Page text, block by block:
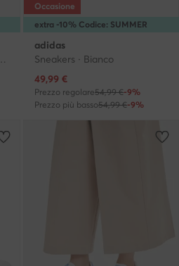
· Scarpe indoor
extra -10% Codice: SUMMER
Occasione
adidas
Sneakers · Bianco
Prezzo attuale
49,99 €
Prezzo regolare54,99 €-9%
Prezzo più basso54,99 €-9%